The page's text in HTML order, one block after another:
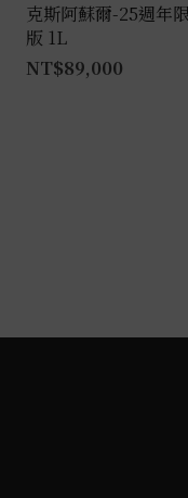
克斯阿蘇爾-25週年
版 1L
NT$89,000